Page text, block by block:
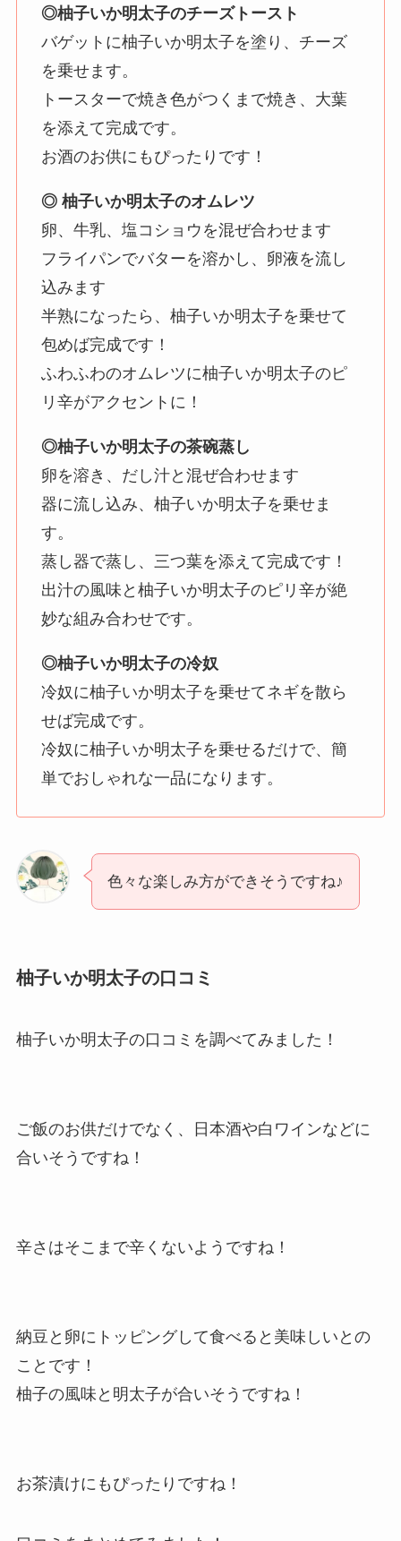
◎柚子いか明太子のチーズトースト
バゲットに柚子いか明太子を塗り、チーズ
を乗せます。
トースターで焼き色がつくまで焼き、大葉
を添えて完成です。
お酒のお供にもぴったりです！
◎ 柚子いか明太子のオムレツ
卵、牛乳、塩コショウを混ぜ合わせます
フライパンでバターを溶かし、卵液を流し
込みます
半熟になったら、柚子いか明太子を乗せて
包めば完成です！
ふわふわのオムレツに柚子いか明太子のピ
リ辛がアクセントに！
◎柚子いか明太子の茶碗蒸し
卵を溶き、だし汁と混ぜ合わせます
器に流し込み、柚子いか明太子を乗せま
す。
蒸し器で蒸し、三つ葉を添えて完成です！
出汁の風味と柚子いか明太子のピリ辛が絶
妙な組み合わせです。
◎柚子いか明太子の冷奴
冷奴に柚子いか明太子を乗せてネギを散ら
せば完成です。
冷奴に柚子いか明太子を乗せるだけで、簡
単でおしゃれな一品になります。
色々な楽しみ方ができそうですね♪
柚子いか明太子の口コミ
柚子いか明太子の口コミを調べてみました！
ご飯のお供だけでなく、日本酒や白ワインなどに
合いそうですね！
辛さはそこまで辛くないようですね！
納豆と卵にトッピングして食べると美味しいとの
ことです！
柚子の風味と明太子が合いそうですね！
お茶漬けにもぴったりですね！